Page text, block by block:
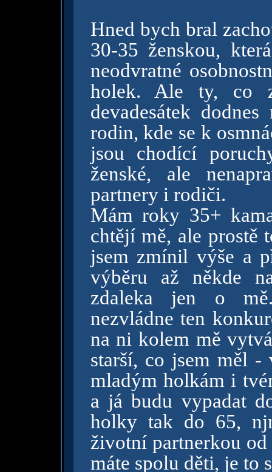
Hned bych bral
30-35 ženskou,
neodvratné
holek. Ale ty, co
devadesátek
rodin, kde se k
jsou chodící
ženské, ale
partnery i rodiči.
Mám roky 35+
chtějí mě, ale prostě
jsem zmínil výše a
výběru až někde
zdaleka jen o
nezvládne ten
na ni kolem mě
starší, co jsem měl -
mladým holkám i
a já budu vypadat
holky tak do 65,
životní partnerkou
máte spolu děti, je to